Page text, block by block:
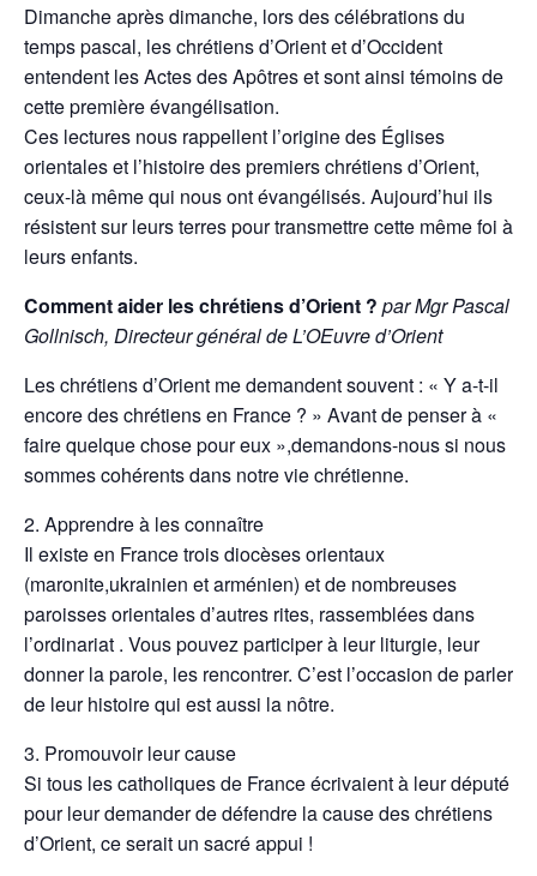
Dimanche après dimanche, lors des célébrations du
temps pascal, les chrétiens d’Orient et d’Occident
entendent les Actes des Apôtres et sont ainsi témoins de
cette première évangélisation.
Ces lectures nous rappellent l’origine des Églises
orientales et l’histoire des premiers chrétiens d’Orient,
ceux-là même qui nous ont évangélisés. Aujourd’hui ils
résistent sur leurs terres pour transmettre cette même foi à
leurs enfants.
Comment aider les chrétiens d’Orient ? par Mgr Pascal
Gollnisch, Directeur général de L’OEuvre d’Orient
Les chrétiens d’Orient me demandent souvent : « Y a-t-il
encore des chrétiens en France ? » Avant de penser à «
faire quelque chose pour eux »,demandons-nous si nous
sommes cohérents dans notre vie chrétienne.
2. Apprendre à les connaître
Il existe en France trois diocèses orientaux
(maronite,ukrainien et arménien) et de nombreuses
paroisses orientales d’autres rites, rassemblées dans
l’ordinariat . Vous pouvez participer à leur liturgie, leur
donner la parole, les rencontrer. C’est l’occasion de parler
de leur histoire qui est aussi la nôtre.
3. Promouvoir leur cause
Si tous les catholiques de France écrivaient à leur député
pour leur demander de défendre la cause des chrétiens
d’Orient, ce serait un sacré appui !